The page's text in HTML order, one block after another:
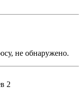
не обнаружено.